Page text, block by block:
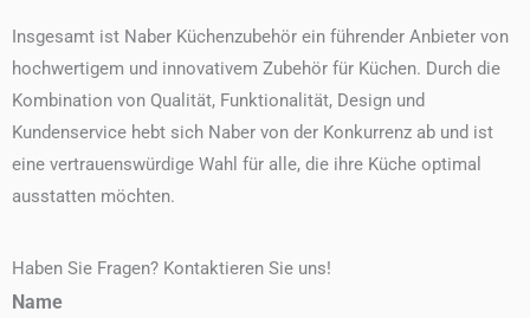
Insgesamt ist Naber Küchenzubehör ein führender Anbieter von
hochwertigem und innovativem Zubehör für Küchen. Durch die
Kombination von Qualität, Funktionalität, Design und
Kundenservice hebt sich Naber von der Konkurrenz ab und ist
eine vertrauenswürdige Wahl für alle, die ihre Küche optimal
ausstatten möchten.
Haben Sie Fragen? Kontaktieren Sie uns!
Name